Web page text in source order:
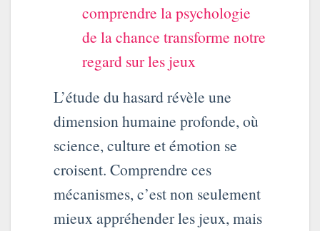
comprendre la psychologie
de la chance transforme notre
regard sur les jeux
L’étude du hasard révèle une
dimension humaine profonde, où
science, culture et émotion se
croisent. Comprendre ces
mécanismes, c’est non seulement
mieux appréhender les jeux, mais